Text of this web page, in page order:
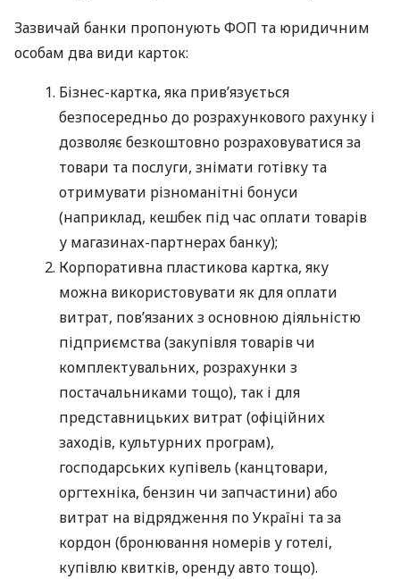
Зазвичай банки пропонують ФОП та юридичним
особам два види карток:
Бізнес-картка, яка прив’язується
безпосередньо до розрахункового рахунку і
дозволяє безкоштовно розраховуватися за
товари та послуги, знімати готівку та
отримувати різноманітні бонуси
(наприклад, кешбек під час оплати товарів
у магазинах-партнерах банку);
Корпоративна пластикова картка, яку
можна використовувати як для оплати
витрат, пов’язаних з основною діяльністю
підприємства (закупівля товарів чи
комплектувальних, розрахунки з
постачальниками тощо), так і для
представницьких витрат (офіційних
заходів, культурних програм),
господарських купівель (канцтовари,
оргтехніка, бензин чи запчастини) або
витрат на відрядження по Україні та за
кордон (бронювання номерів у готелі,
купівлю квитків, оренду авто тощо).